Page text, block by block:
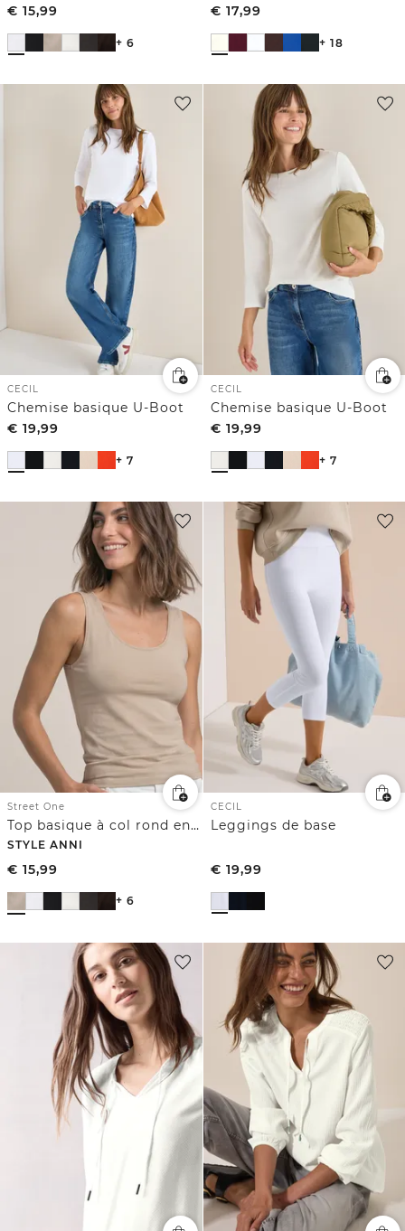
€ 15,99
+ 6
€ 17,99
+ 18
CECIL
Chemise basique U-Boot
€ 19,99
+ 7
CECIL
Chemise basique U-Boot
€ 19,99
+ 7
Street One
Top basique à col rond en couleur unie
STYLE ANNI
€ 15,99
+ 6
CECIL
Leggings de base
€ 19,99